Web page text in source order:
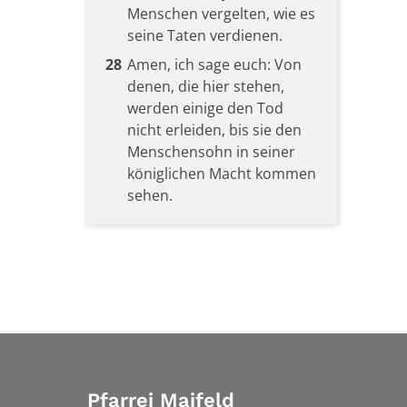
Menschen vergelten, wie es
seine Taten verdienen.
28 Amen, ich sage euch: Von
denen, die hier stehen,
werden einige den Tod
nicht erleiden, bis sie den
Menschensohn in seiner
königlichen Macht kommen
sehen.
Pfarrei Maifeld